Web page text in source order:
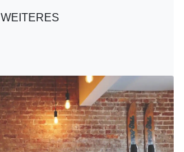
WEITERES